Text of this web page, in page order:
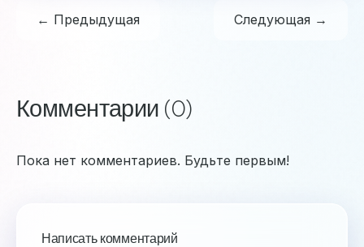
← Предыдущая Следующая →
Комментарии (0)
Пока нет комментариев. Будьте первым!
Написать комментарий